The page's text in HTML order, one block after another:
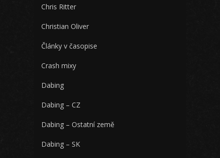
Chris Ritter
Christian Oliver
Články v časopise
Crash mixy
Dabing
Dabing – CZ
Dabing – Ostatní země
Dabing – SK